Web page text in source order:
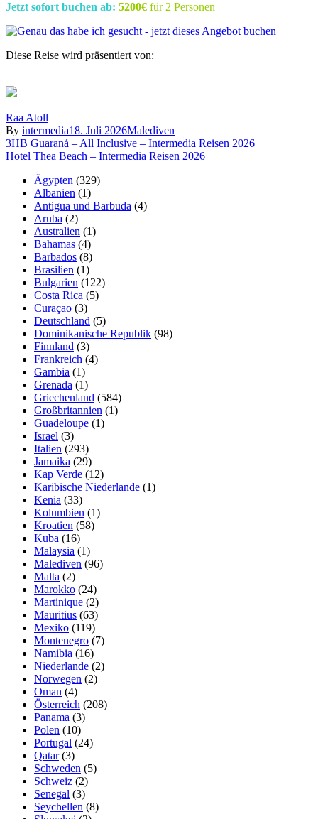
Jetzt sofort buchen ab: 5200€ für 2 Personen
Diese Reise wird präsentiert von:
Raa Atoll
By intermedia18. Juli 2026Malediven
Beitragsnavigation
3HB Guaraná – All Inclusive – Intermedia Reisen 2026
Hotel Thea Beach – Intermedia Reisen 2026
Ägypten (329)
Albanien (1)
Antigua und Barbuda (4)
Aruba (2)
Australien (1)
Bahamas (4)
Barbados (8)
Brasilien (1)
Bulgarien (122)
Costa Rica (5)
Curaçao (3)
Deutschland (5)
Dominikanische Republik (98)
Finnland (3)
Frankreich (4)
Gambia (1)
Grenada (1)
Griechenland (584)
Großbritannien (1)
Guadeloupe (1)
Israel (3)
Italien (293)
Jamaika (29)
Kap Verde (12)
Karibische Niederlande (1)
Kenia (33)
Kolumbien (1)
Kroatien (58)
Kuba (16)
Malaysia (1)
Malediven (96)
Malta (2)
Marokko (24)
Martinique (2)
Mauritius (63)
Mexiko (119)
Montenegro (7)
Namibia (16)
Niederlande (2)
Norwegen (2)
Oman (4)
Österreich (208)
Panama (3)
Polen (10)
Portugal (24)
Qatar(3)
Schweden (5)
Schweiz (2)
Senegal (3)
Seychellen (8)